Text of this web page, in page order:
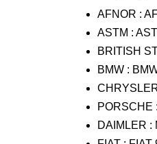
AFNOR :
ASTM :
BRITISH
BMW :
PORSCHE
DAIMLER :